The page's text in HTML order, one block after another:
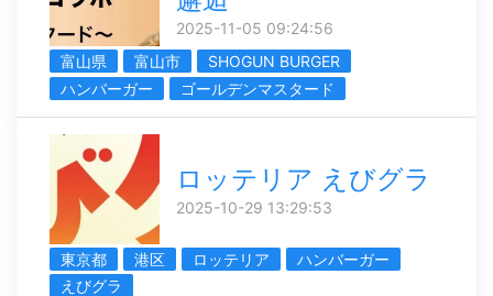
2025-11-05 09:24:56
富山県
富山市
SHOGUN BURGER
ハンバーガー
ゴールデンマスタード
ロッテリア えびグラ
2025-10-29 13:29:53
東京都 港区 ロッテリア
ハンバーガー
えびグラ